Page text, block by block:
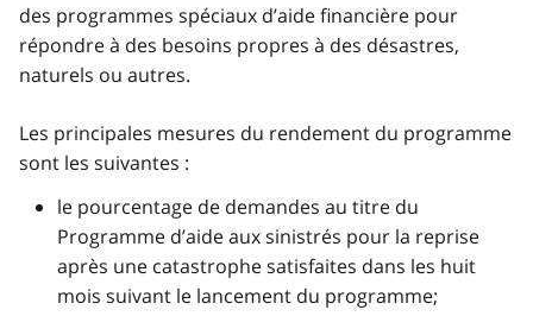
des programmes spéciaux d’aide financière pour
répondre à des besoins propres à des désastres,
naturels ou autres.
Les principales mesures du rendement du programme
sont les suivantes :
le pourcentage de demandes au titre du
Programme d’aide aux sinistrés pour la reprise
après une catastrophe satisfaites dans les huit
mois suivant le lancement du programme;